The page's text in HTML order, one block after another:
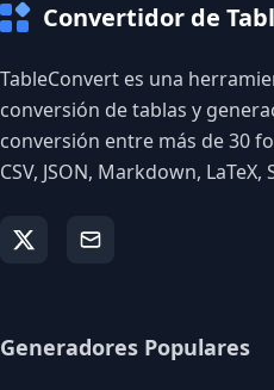
Convertidor de
TableConvert es una
conversión de tablas y
conversión entre más de 30
CSV, JSON, Markdown, LaTeX,
Generadores Populares